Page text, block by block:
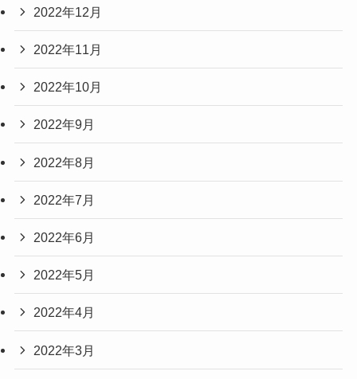
2022年12月
2022年11月
2022年10月
2022年9月
2022年8月
2022年7月
2022年6月
2022年5月
2022年4月
2022年3月